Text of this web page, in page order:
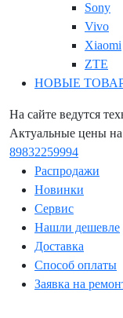
Sony
Vivo
Xiaomi
ZTE
НОВЫЕ
На сайте ведутся
Актуальные цены
89832259994
Распродажи
Новинки
Сервис
Нашли дешевле
Доставка
Способ оплаты
Заявка на